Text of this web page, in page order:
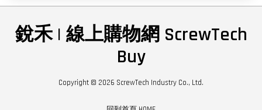
銳禾 | 線上購物網 ScrewTech
Buy
Copyright © 2026 ScrewTech Industry Co., Ltd.